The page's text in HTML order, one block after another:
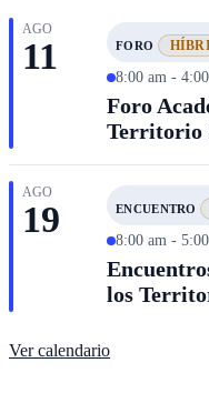
AGO
11 FORO
8:00 am -
Foro
Territorio
AGO
19 ENCUENTRO
8:00 am -
los
Ver calendario